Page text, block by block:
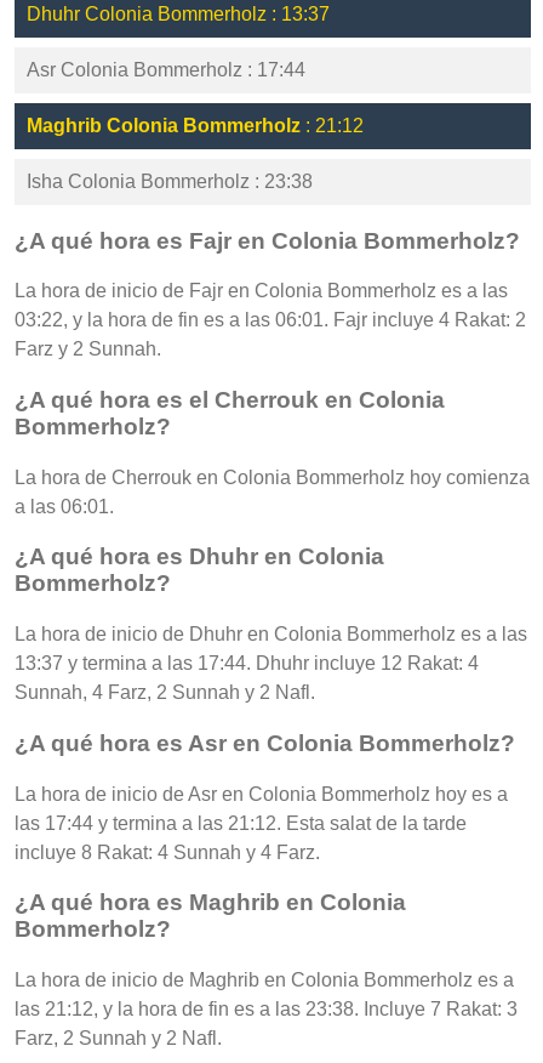
Dhuhr Colonia Bommerholz : 13:37
Asr Colonia Bommerholz : 17:44
Maghrib Colonia Bommerholz : 21:12
Isha Colonia Bommerholz : 23:38
¿A qué hora es Fajr en Colonia Bommerholz?
La hora de inicio de Fajr en Colonia Bommerholz es a las
03:22, y la hora de fin es a las 06:01. Fajr incluye 4 Rakat: 2
Farz y 2 Sunnah.
¿A qué hora es el Cherrouk en Colonia
Bommerholz?
La hora de Cherrouk en Colonia Bommerholz hoy comienza
a las 06:01.
¿A qué hora es Dhuhr en Colonia
Bommerholz?
La hora de inicio de Dhuhr en Colonia Bommerholz es a las
13:37 y termina a las 17:44. Dhuhr incluye 12 Rakat: 4
Sunnah, 4 Farz, 2 Sunnah y 2 Nafl.
¿A qué hora es Asr en Colonia Bommerholz?
La hora de inicio de Asr en Colonia Bommerholz hoy es a
las 17:44 y termina a las 21:12. Esta salat de la tarde
incluye 8 Rakat: 4 Sunnah y 4 Farz.
¿A qué hora es Maghrib en Colonia
Bommerholz?
La hora de inicio de Maghrib en Colonia Bommerholz es a
las 21:12, y la hora de fin es a las 23:38. Incluye 7 Rakat: 3
Farz, 2 Sunnah y 2 Nafl.